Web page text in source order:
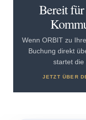
Bereit
Wenn ORBIT zu
Buchung direkt
startet die
JETZT ÜBER